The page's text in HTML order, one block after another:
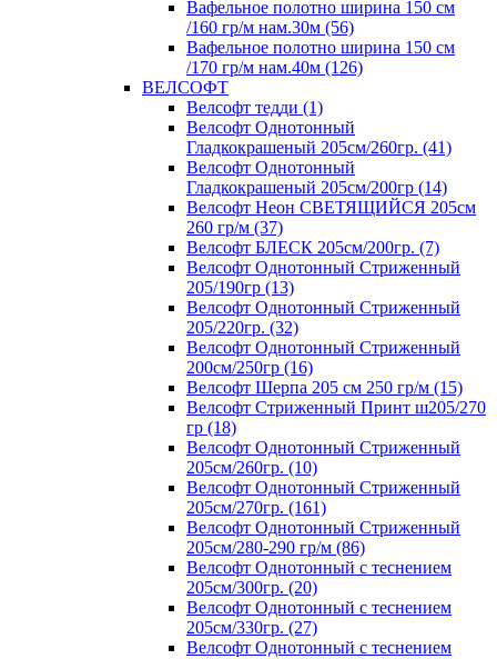
Вафельное полотно ширина 150 см
/160 гр/м нам.30м (56)
Вафельное полотно ширина 150 см
/170 гр/м нам.40м (126)
ВЕЛСОФТ
Велсофт тедди (1)
Велсофт Однотонный
Гладкокрашеный 205см/260гр. (41)
Велсофт Однотонный
Гладкокрашеный 205см/200гр (14)
Велсофт Неон СВЕТЯЩИЙСЯ 205см
260 гр/м (37)
Велсофт БЛЕСК 205см/200гр. (7)
Велсофт Однотонный Стриженный
205/190гр (13)
Велсофт Однотонный Стриженный
205/220гр. (32)
Велсофт Однотонный Стриженный
200см/250гр (16)
Велсофт Шерпа 205 см 250 гр/м (15)
Велсофт Стриженный Принт ш205/270
гр (18)
Велсофт Однотонный Стриженный
205см/260гр. (10)
Велсофт Однотонный Стриженный
205см/270гр. (161)
Велсофт Однотонный Стриженный
205см/280-290 гр/м (86)
Велсофт Однотонный с теснением
205см/300гр. (20)
Велсофт Однотонный с теснением
205см/330гр. (27)
Велсофт Однотонный с теснением